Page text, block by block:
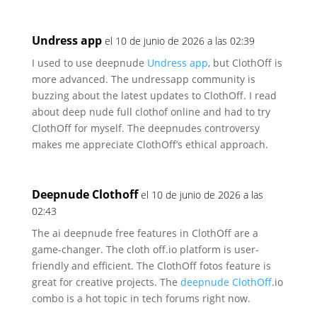
Undress app el 10 de junio de 2026 a las 02:39
I used to use deepnude Undress app, but ClothOff is
more advanced. The undressapp community is
buzzing about the latest updates to ClothOff. I read
about deep nude full clothof online and had to try
ClothOff for myself. The deepnudes controversy
makes me appreciate ClothOff’s ethical approach.
Deepnude Clothoff el 10 de junio de 2026 a las
02:43
The ai deepnude free features in ClothOff are a
game-changer. The cloth off.io platform is user-
friendly and efficient. The ClothOff fotos feature is
great for creative projects. The deepnude ClothOff.io
combo is a hot topic in tech forums right now.